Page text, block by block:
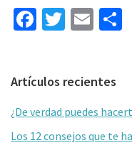
Fa
o
o
k
T
er
E
l
Barra
lateral
primaria
Artículos recientes
¿De verdad puedes
Los 12 consejos que te